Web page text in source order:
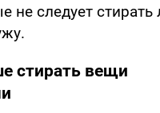
не следует стирать
стирать вещи